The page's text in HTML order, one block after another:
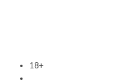
18+